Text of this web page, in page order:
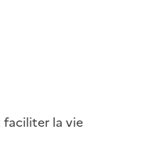
faciliter la vie